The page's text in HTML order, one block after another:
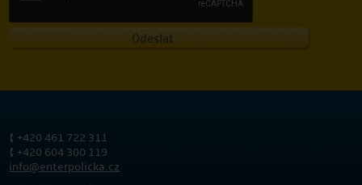
Odeslat
+420 461 722 311
+420 604 300 119
info@enterpolicka.cz